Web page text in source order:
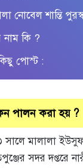
নোবেল শান্তি
নাম কি ?
পোস্ট :
পালন করা হয় ?
মালালা
সদর দপ্তরে